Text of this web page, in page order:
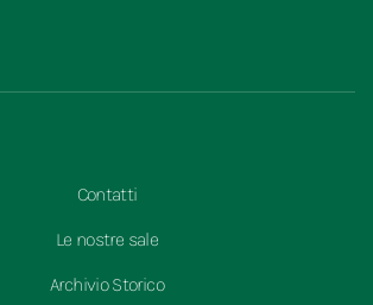
Contatti
Le nostre sale
Archivio Storico